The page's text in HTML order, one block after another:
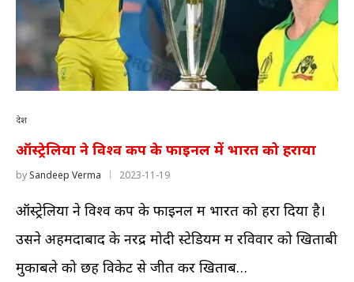
देश
ऑस्ट्रेलिया ने विश्व कप के फाइनल में भारत को हराया
by Sandeep Verma 2023-11-19
ऑस्ट्रेलिया ने विश्व कप के फाइनल में भारत को हरा दिया है।
उसने अहमदाबाद के नरेंद्र मोदी स्टेडियम में रविवार को खिताबी
मुकाबले को छह विकेट से जीत कर खिताब…